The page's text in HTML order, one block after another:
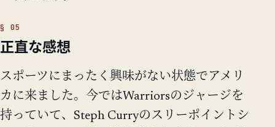
正直な感想
スポーツにまったく興味がない状態でアメリ
カに来ました。今ではWarriorsのジャージを
持っていて、Steph Curryのスリーポイントシ